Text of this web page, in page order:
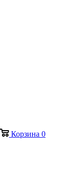
Корзина 0